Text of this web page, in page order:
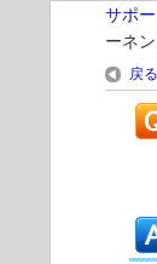
サポ
ーネ
戻る